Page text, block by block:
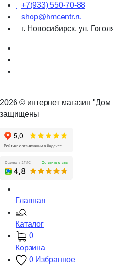
+7(933) 550-70-88
shop@hmcentr.ru
г. Новосибирск, ул.
2026 © интернет магазин
защищены
Главная
Каталог
0
Корзина
0 Избранное